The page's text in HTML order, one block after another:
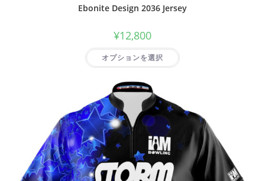
Ebonite Design 2036 Jersey
¥12,800
オプションを選択